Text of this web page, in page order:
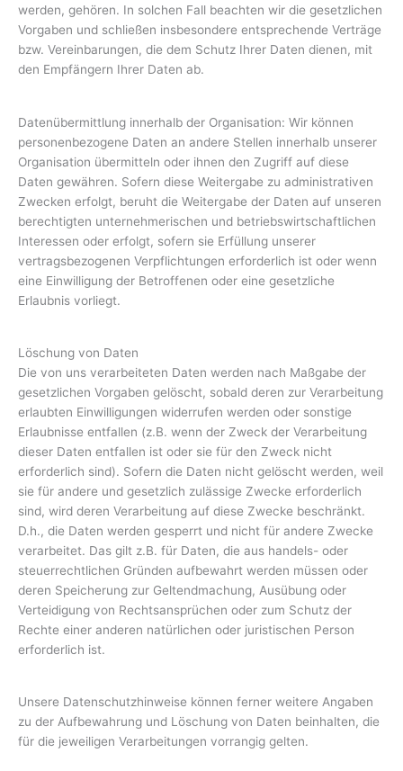
werden, gehören. In solchen Fall beachten wir die gesetzlichen
Vorgaben und schließen insbesondere entsprechende Verträge
bzw. Vereinbarungen, die dem Schutz Ihrer Daten dienen, mit
den Empfängern Ihrer Daten ab.
Datenübermittlung innerhalb der Organisation: Wir können
personenbezogene Daten an andere Stellen innerhalb unserer
Organisation übermitteln oder ihnen den Zugriff auf diese
Daten gewähren. Sofern diese Weitergabe zu administrativen
Zwecken erfolgt, beruht die Weitergabe der Daten auf unseren
berechtigten unternehmerischen und betriebswirtschaftlichen
Interessen oder erfolgt, sofern sie Erfüllung unserer
vertragsbezogenen Verpflichtungen erforderlich ist oder wenn
eine Einwilligung der Betroffenen oder eine gesetzliche
Erlaubnis vorliegt.
Löschung von Daten
Die von uns verarbeiteten Daten werden nach Maßgabe der
gesetzlichen Vorgaben gelöscht, sobald deren zur Verarbeitung
erlaubten Einwilligungen widerrufen werden oder sonstige
Erlaubnisse entfallen (z.B. wenn der Zweck der Verarbeitung
dieser Daten entfallen ist oder sie für den Zweck nicht
erforderlich sind). Sofern die Daten nicht gelöscht werden, weil
sie für andere und gesetzlich zulässige Zwecke erforderlich
sind, wird deren Verarbeitung auf diese Zwecke beschränkt.
D.h., die Daten werden gesperrt und nicht für andere Zwecke
verarbeitet. Das gilt z.B. für Daten, die aus handels- oder
steuerrechtlichen Gründen aufbewahrt werden müssen oder
deren Speicherung zur Geltendmachung, Ausübung oder
Verteidigung von Rechtsansprüchen oder zum Schutz der
Rechte einer anderen natürlichen oder juristischen Person
erforderlich ist.
Unsere Datenschutzhinweise können ferner weitere Angaben
zu der Aufbewahrung und Löschung von Daten beinhalten, die
für die jeweiligen Verarbeitungen vorrangig gelten.